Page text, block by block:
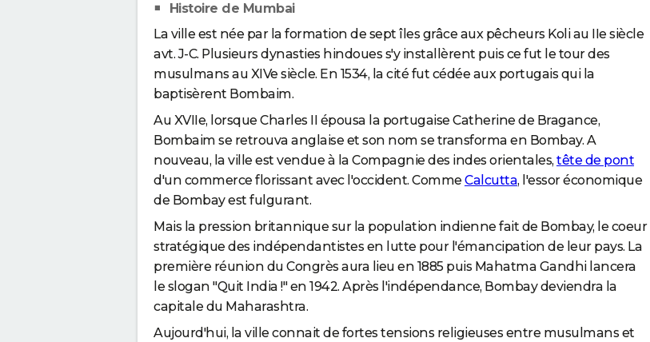
Histoire de Mumbai
La ville est née par la formation de sept îles grâce aux pêcheurs Koli au IIe siècle
avt. J-C. Plusieurs dynasties hindoues s'y installèrent puis ce fut le tour des
musulmans au XIVe siècle. En 1534, la cité fut cédée aux portugais qui la
baptisèrent Bombaim.
Au XVIIe, lorsque Charles II épousa la portugaise Catherine de Bragance,
Bombaim se retrouva anglaise et son nom se transforma en Bombay. A
nouveau, la ville est vendue à la Compagnie des indes orientales, tête de pont
d'un commerce florissant avec l'occident. Comme Calcutta, l'essor économique
de Bombay est fulgurant.
Mais la pression britannique sur la population indienne fait de Bombay, le coeur
stratégique des indépendantistes en lutte pour l'émancipation de leur pays. La
première réunion du Congrès aura lieu en 1885 puis Mahatma Gandhi lancera
le slogan "Quit India !" en 1942. Après l'indépendance, Bombay deviendra la
capitale du Maharashtra.
Aujourd'hui, la ville connait de fortes tensions religieuses entre musulmans et